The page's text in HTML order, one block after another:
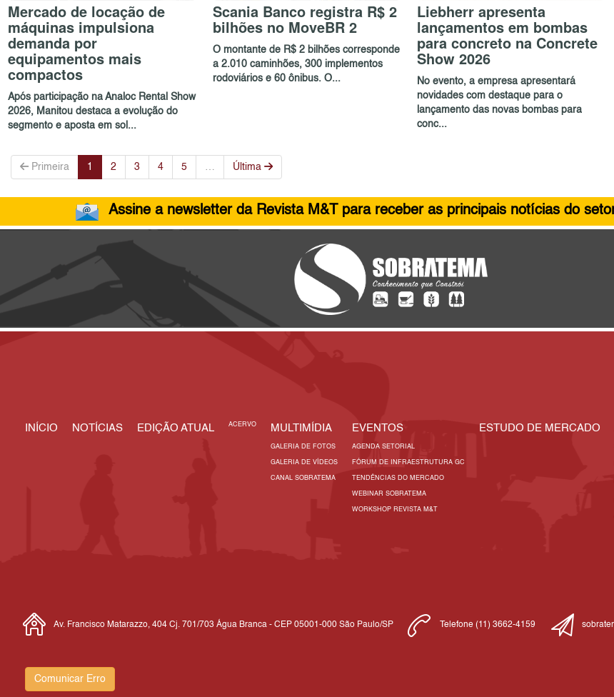
Mercado de locação de
máquinas impulsiona
demanda por
equipamentos mais
compactos
Após participação na Analoc Rental Show
2026, Manitou destaca a evolução do
segmento e aposta em sol...
Scania Banco registra R$ 2
bilhões no MoveBR 2
O montante de R$ 2 bilhões corresponde
a 2.010 caminhões, 300 implementos
rodoviários e 60 ônibus. O...
Liebherr apresenta
lançamentos em bombas
para concreto na Concrete
Show 2026
No evento, a empresa apresentará
novidades com destaque para o
lançamento das novas bombas para
conc...
Primeira 1 2 3 4 5 … Última
Assine a newsletter da Revista M&T para receber as principais notícias do
INÍCIO NOTÍCIAS EDIÇÃO ATUAL ACERVO MULTIMÍDIA
GALERIA DE FOTOS
GALERIA DE VÍDEOS
CANAL SOBRATEMA
EVENTOS
AGENDA SETORIAL
FÓRUM DE INFRAESTRUTURA GC
TENDÊNCIAS DO MERCADO
WEBINAR SOBRATEMA
WORKSHOP REVISTA M&T
ESTUDO DE MERCADO
Av. Francisco Matarazzo, 404 Cj. 701/703 Água Branca - CEP 05001-000 São Paulo/SP Telefone (11) 3662-4159
Comunicar Erro